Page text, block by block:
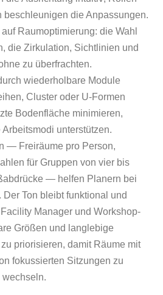
beschleunigen die Anpassungen.
Raumoptimierung: die Wahl
die Zirkulation, Sichtlinien und
zu überfrachten.
wiederholbare Module
Cluster oder U‑Formen
Bodenfläche minimieren,
unterstützen.
— Freiräume pro Person,
für Gruppen von vier bis
— helfen Planern bei
Ton bleibt funktional und
Manager und Workshop-
Größen und langlebige
priorisieren, damit Räume mit
fokussierten Sitzungen zu
wechseln.